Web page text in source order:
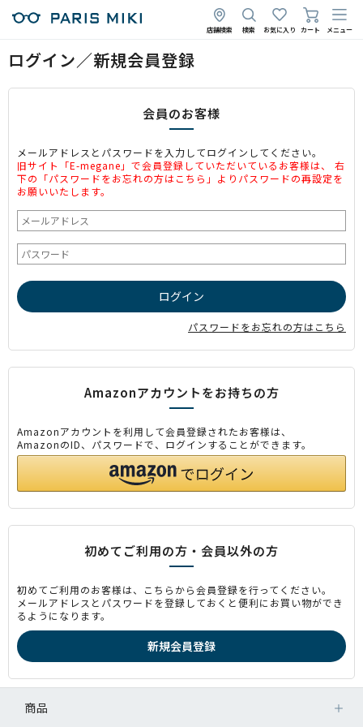
店舗検索 検索 お気に入り カート メニュー
ログイン／新規会員登録
会員のお客様
メールアドレスとパスワードを入力してログインしてください。
旧サイト「E-megane」で会員登録していただいているお客様は、 右
下の「パスワードをお忘れの方はこちら」よりパスワードの再設定を
お願いいたします。
パスワードをお忘れの方はこちら
Amazonアカウントをお持ちの方
Amazonアカウントを利用して会員登録されたお客様は、
AmazonのID、パスワードで、ログインすることができます。
初めてご利用の方・会員以外の方
初めてご利用のお客様は、こちらから会員登録を行ってください。
メールアドレスとパスワードを登録しておくと便利にお買い物ができ
るようになります。
商品